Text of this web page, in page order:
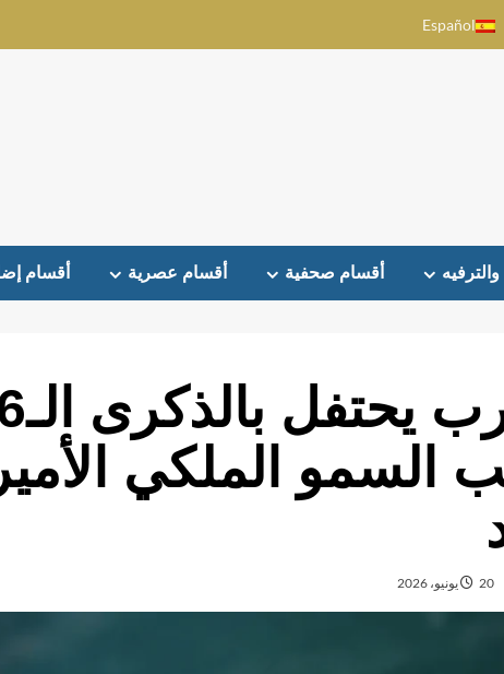
Español
والترفيه أقسام صحفية أقسام عصرية أقسام
السمو الملكي
20 يونيو، 2026